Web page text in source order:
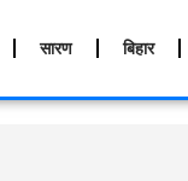
सारण बिहार